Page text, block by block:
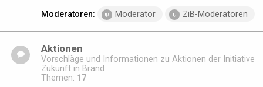
Moderatoren: Moderator ZiB-Moderatoren
Aktionen
Vorschläge und Informationen zu Aktionen der Initiative
Zukunft in Brand
Themen: 17